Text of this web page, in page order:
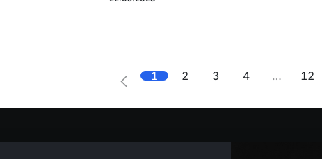
1 2 3 4 … 12